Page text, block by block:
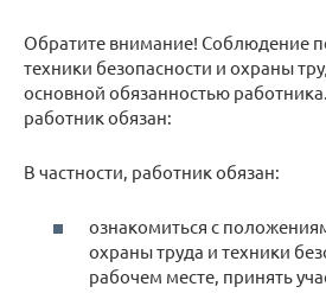
Обратите внимание! Соблюдение
техники безопасности и охраны
основной обязанностью работника.
работник обязан:
В частности, работник обязан:
ознакомиться с
охраны труда и техники
рабочем месте, принять